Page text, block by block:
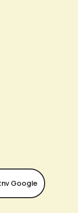
Google